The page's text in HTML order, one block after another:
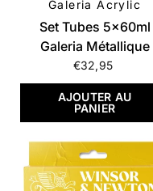
APERÇU RAPIDE
Galeria Acrylic
Set Tubes 5x60ml
Galeria Métallique
€32,95
AJOUTER AU
PANIER